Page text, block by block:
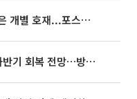
[증시키워드] 반도체 충격 뚫은 개별 호재...포스코퓨처엠·에코프로·한화솔루션 '눈길'
iM "LIG D&A, 천궁-II 매출 하반기 회복 전망…방산 톱픽 유지"